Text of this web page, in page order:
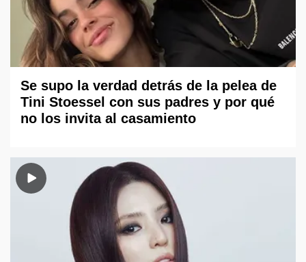
Se supo la verdad detrás de la pelea de
Tini Stoessel con sus padres y por qué
no los invita al casamiento